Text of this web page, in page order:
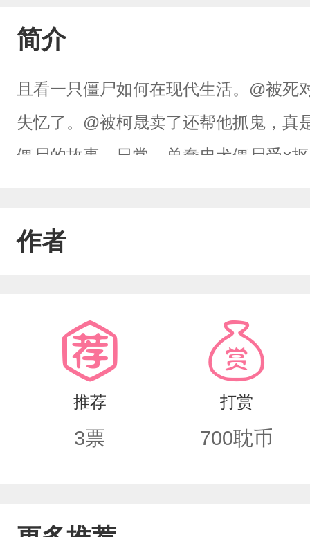
简介
且看一只僵尸如何在现代生活。@被
失忆了。@被柯晟卖了还帮他抓鬼，真
僵尸的故事，日常。单蠢忠犬僵尸受×
作者
推荐
3票
打赏
700耽币